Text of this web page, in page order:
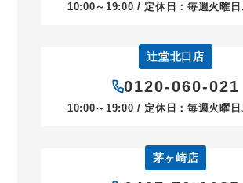
10:00～19:00 / 定休日：毎週火曜日
辻堂北口店
0120-060-021
10:00～19:00 / 定休日：毎週火曜日
茅ヶ崎店